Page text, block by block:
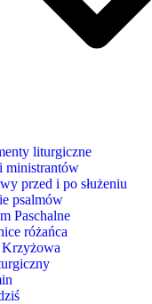
liturgiczne
ministrantów
przed i po służeniu
psalmów
Paschalne
różańca